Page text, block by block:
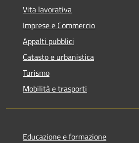
Vita lavorativa
Imprese e Commercio
Appalti pubblici
Catasto e urbanistica
Turismo
Mobilità e trasporti
Educazione e formazione